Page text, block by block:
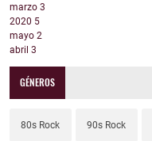
marzo 3
2020 5
mayo 2
abril 3
GÉNEROS
80s Rock 90s Rock